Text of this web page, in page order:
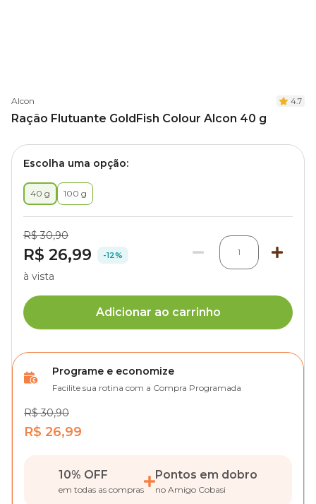
Alcon 4.7
Ração Flutuante GoldFish Colour Alcon 40 g
Escolha uma opção:
40 g 100 g
R$ 30,90
R$ 26,99 -12% 1
à vista
Adicionar ao carrinho
Programe e economize
Facilite sua rotina com a Compra Programada
R$ 30,90
R$ 26,99
10% OFF
em todas as compras
Pontos em dobro
no Amigo Cobasi